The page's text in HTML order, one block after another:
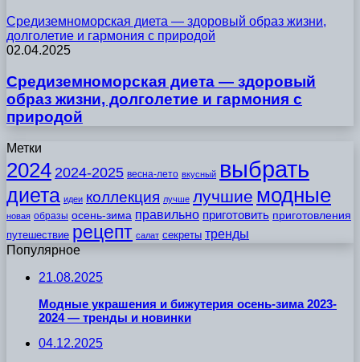
Средиземноморская диета — здоровый образ жизни,
долголетие и гармония с природой
02.04.2025
Средиземноморская диета — здоровый
образ жизни, долголетие и гармония с
природой
Метки
2024 2024-2025 весна-лето вкусный выбрать
диета идеи коллекция лучше лучшие модные
новая образы осень-зима правильно приготовить приготовления
путешествие рецепт салат секреты тренды
Популярное
21.08.2025
Модные украшения и бижутерия осень-зима 2023-
2024 — тренды и новинки
04.12.2025